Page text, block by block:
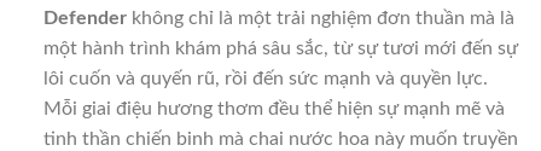
Defenderkhông chỉ là một trải nghiệm đơn thuần mà là
một hành trình khám phá sâu sắc, từ sự tươi mới đến sự
lôi cuốn và quyến rũ, rồi đến sức mạnh và quyền lực.
Mỗi giai điệu hương thơm đều thể hiện sự mạnh mẽ và
tinh thần chiến binh mà chai nước hoa này muốn truyền